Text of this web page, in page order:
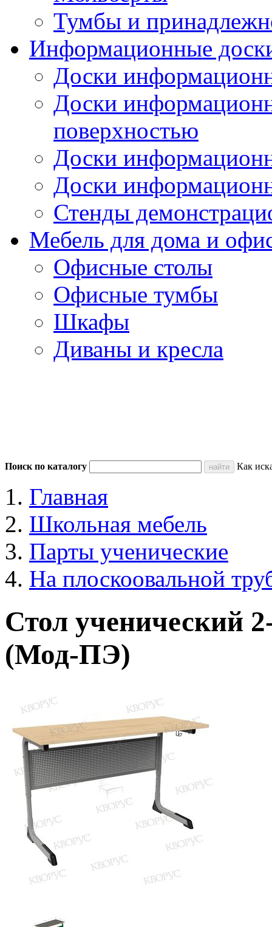
Тумбы и
Информационные
Доски
Доски
поверхностью
Доски
Доски
Стенды
Мебель для дома и
Офисные столы
Офисные тумбы
Шкафы
Диваны и кресла
Поиск по каталогу Как
Главная
Школьная мебель
Парты ученические
На плоскоовальной
Стол ученический
(Мод-ПЭ)